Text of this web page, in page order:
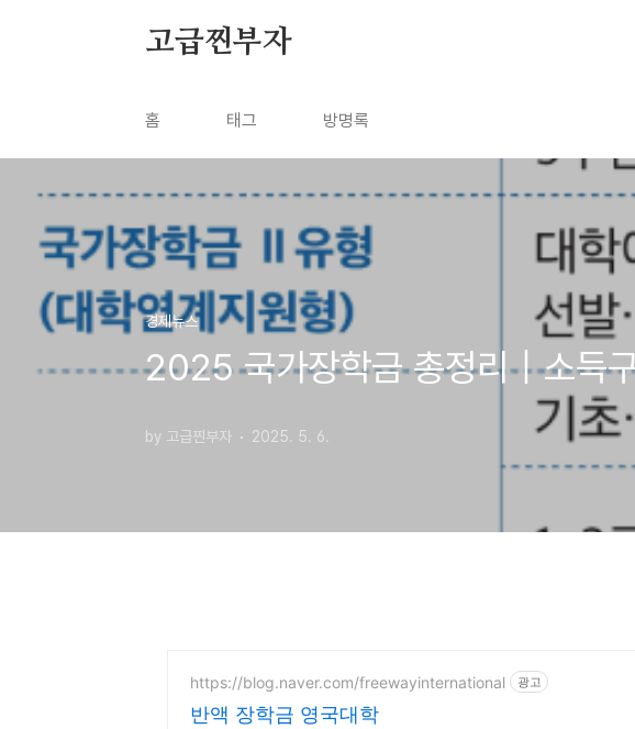
고급찐부자
홈 태그 방명록
경제뉴스
2025 국가장학금 총정리｜소득
by 고급찐부자 2025. 5. 6.
https://blog.naver.com/freewayinternational 광고
반액 장학금 영국대학